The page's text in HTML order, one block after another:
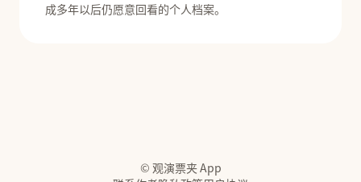
成多年以后仍愿意回看的个人档案。
© 观演票夹 App